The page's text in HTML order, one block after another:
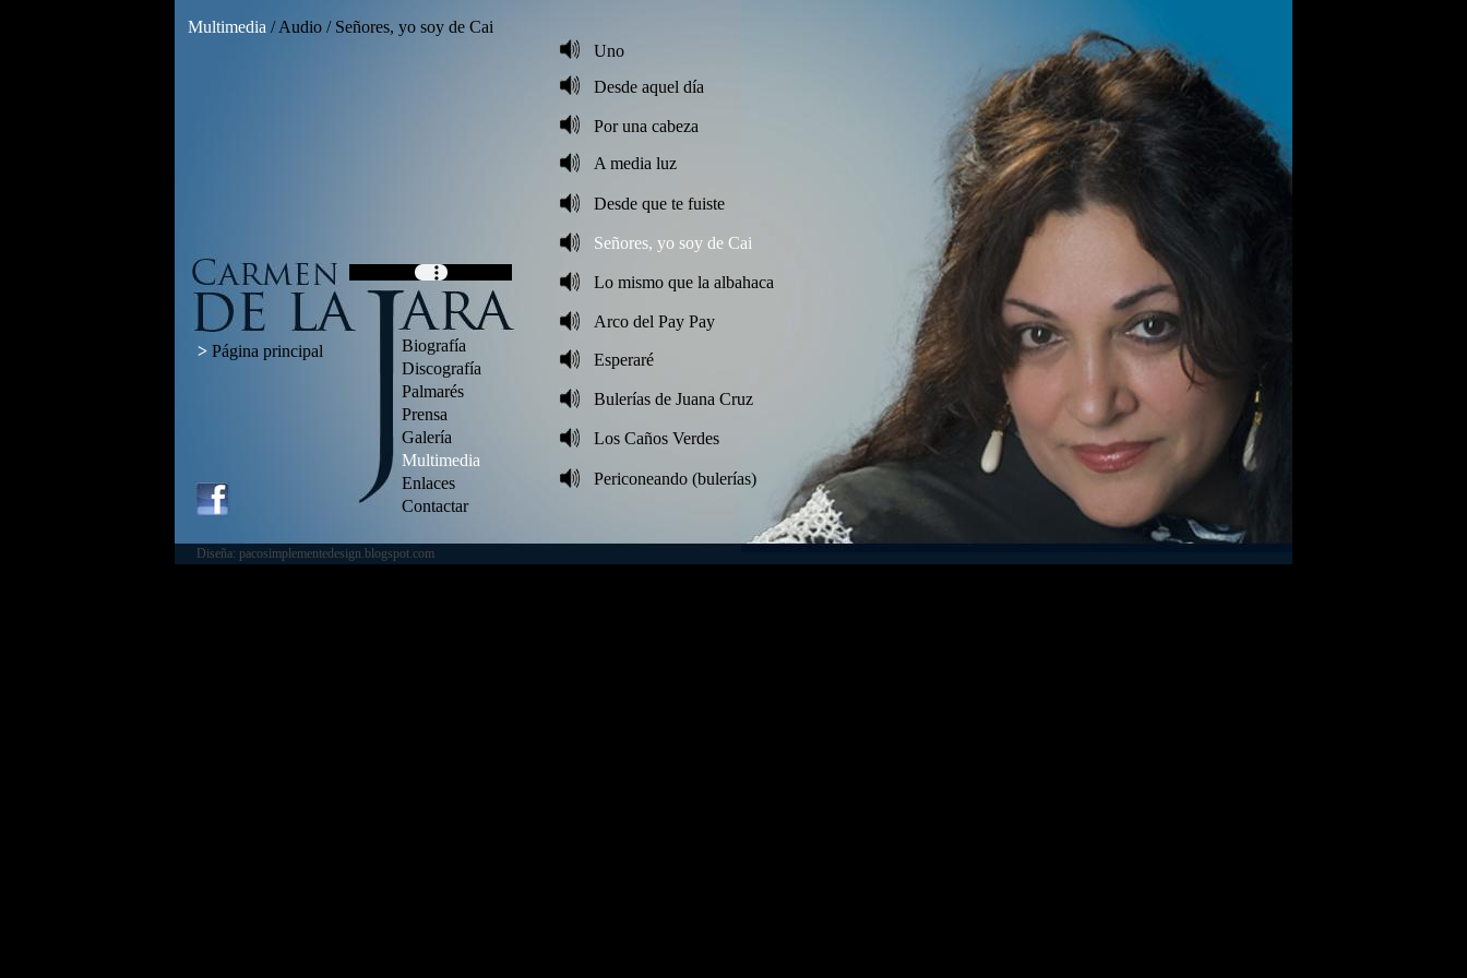
Diseña: pacosimplementedesign.blogspot.com
Biografía
Discografía
Prensa
Galería
Enlaces
Contactar
Multimedia
Multimedia / Audio / Señores, yo soy de Cai
Palmarés
> Página principal
Uno
Desde aquel día
Por una cabeza
A media luz
Desde que te fuiste
Señores, yo soy de Cai
Lo mismo que la albahaca
Arco del Pay Pay
Esperaré
Bulerías de Juana Cruz
Los Caños Verdes
Periconeando (bulerías)